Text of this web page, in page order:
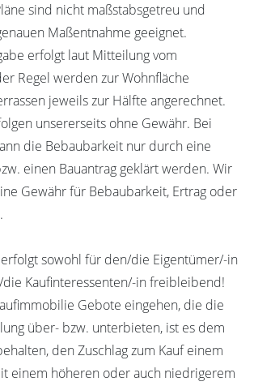
sind nicht maßstabsgetreu und
Maßentnahme geeignet.
erfolgt laut Mitteilung vom
Regel werden zur Wohnfläche
jeweils zur Hälfte angerechnet.
unsererseits ohne Gewähr. Bei
die Bebaubarkeit nur durch eine
einen Bauantrag geklärt werden. Wir
Gewähr für Bebaubarkeit, Ertrag oder
sowohl für den/die Eigentümer/-in
Kaufinteressenten/-in freibleibend!
Gebote eingehen, die die
über- bzw. unterbieten, ist es dem
den Zuschlag zum Kauf einem
einem höheren oder auch niedrigerem